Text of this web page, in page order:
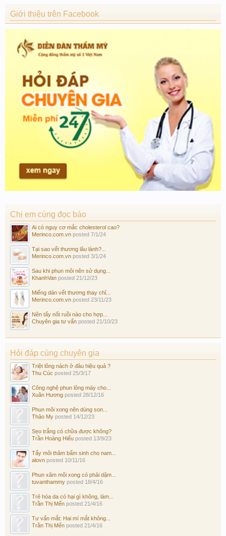
Giới thiệu trên Facebook
Chị em cùng đọc báo
Ai có nguy cơ mắc cholesterol cao?
Merinco.com.vn posted 7/1/24
Tại sao vết thương lâu lành?...
Merinco.com.vn posted 3/1/24
Sau khi phun môi nên sử dụng...
KhanhVan posted 21/12/23
Miếng dán vết thương thay chỉ...
Merinco.com.vn posted 23/11/23
Nên tẩy nốt ruồi nào cho hợp...
Chuyên gia tư vấn posted 21/10/23
Hỏi đáp cùng chuyên gia
Triệt lông nách ở đâu hiệu quả ?
Thu Cúc posted 25/3/17
Công nghệ phun lông mày cho...
Xuân Hương posted 28/12/16
Phun môi xong nên dùng son...
Thảo My posted 14/12/23
Sẹo trắng có chữa được không?
Trần Hoàng Hiếu posted 13/9/23
Tẩy môi thâm bẩm sinh cho nam...
alovn posted 10/11/16
Phun xăm môi xong có phải dặm...
tuvanthammy posted 18/4/16
Trẻ hóa da có hại gì không, làm...
Trần Thị Mến posted 21/4/16
Tư vấn mắt: Hai mí mắt không...
Trần Thị Mến posted 21/4/16